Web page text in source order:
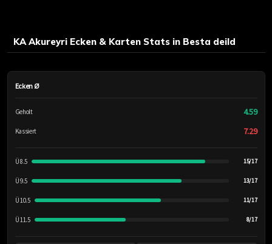
KA Akureyri Ecken & Karten Stats in Besta deild
Ecken Ø
Geholt 4.59
Kassiert 7.29
Ü 8.5 15/17
Ü 9.5 13/17
Ü 10.5 11/17
Ü 11.5 8/17